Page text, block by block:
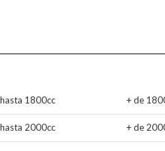
hasta 1800cc + de
hasta 2000cc + de